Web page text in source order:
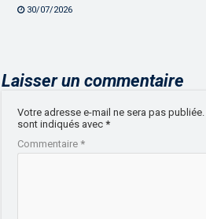
30/07/2026
Laisser un commentaire
Votre adresse e-mail ne sera pas publiée.
sont indiqués avec*
Commentaire*